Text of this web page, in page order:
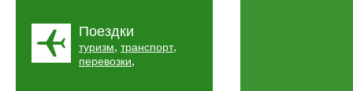
Поездки
туризм, транспорт,
перевозки,